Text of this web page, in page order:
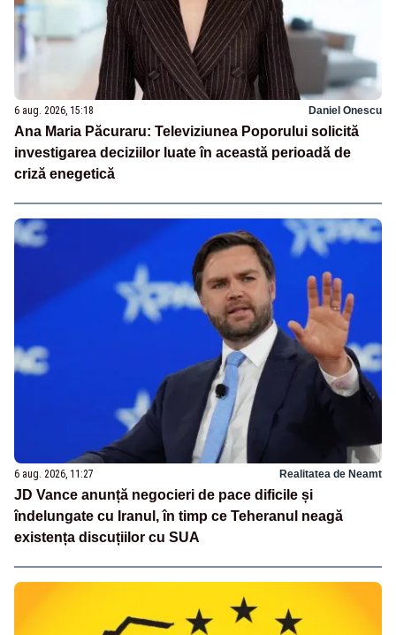
6 aug. 2026, 15:18 Daniel Onescu
Ana Maria Păcuraru: Televiziunea Poporului solicită
investigarea deciziilor luate în această perioadă de
criză enegetică
6 aug. 2026, 11:27 Realitatea de Neamt
JD Vance anunță negocieri de pace dificile și
îndelungate cu Iranul, în timp ce Teheranul neagă
existența discuțiilor cu SUA